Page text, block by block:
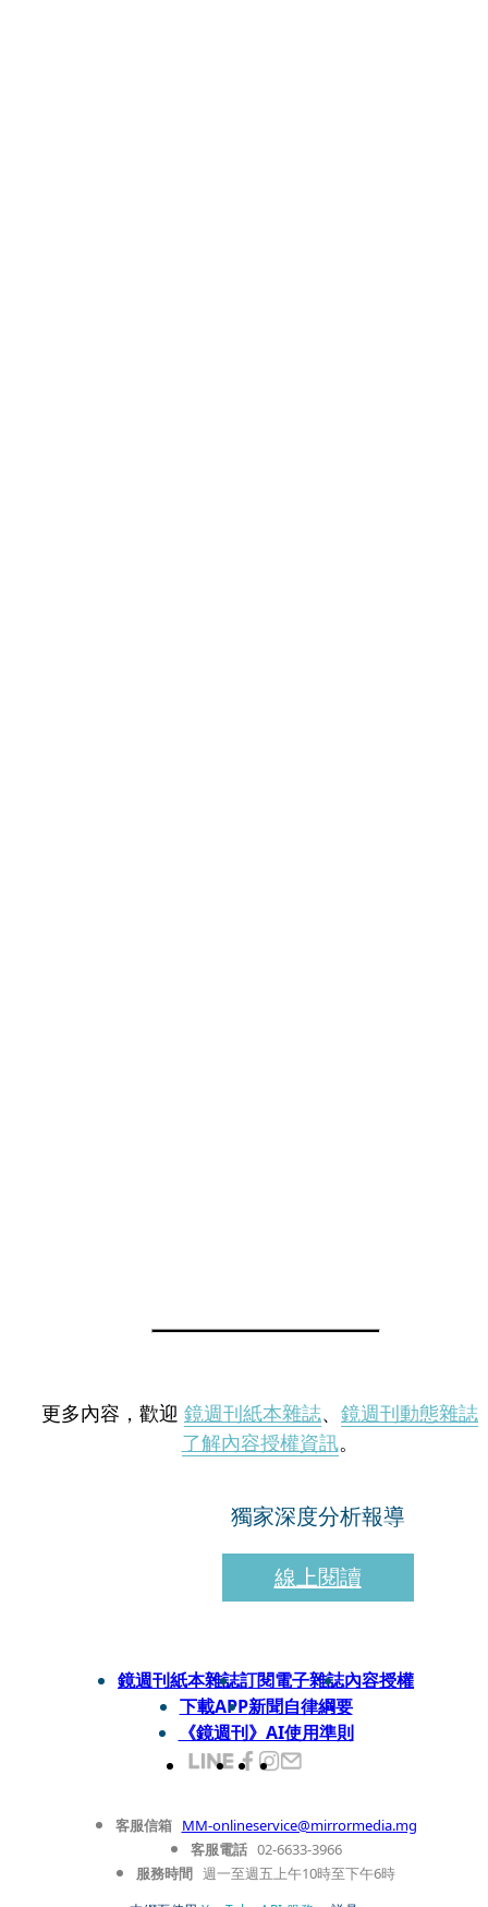
更多內容，歡迎 鏡週刊紙本雜誌、 鏡週刊動態雜誌
了解內容授權資訊。
獨家深度分析報導
線上閱讀
鏡週刊紙本雜誌訂閱電子雜誌內容授權
下載APP新聞自律綱要
《鏡週刊》AI使用準則
客服信箱 MM-onlineservice@mirrormedia.mg
客服電話 02-6633-3966
服務時間 週一至週五上午10時至下午6時